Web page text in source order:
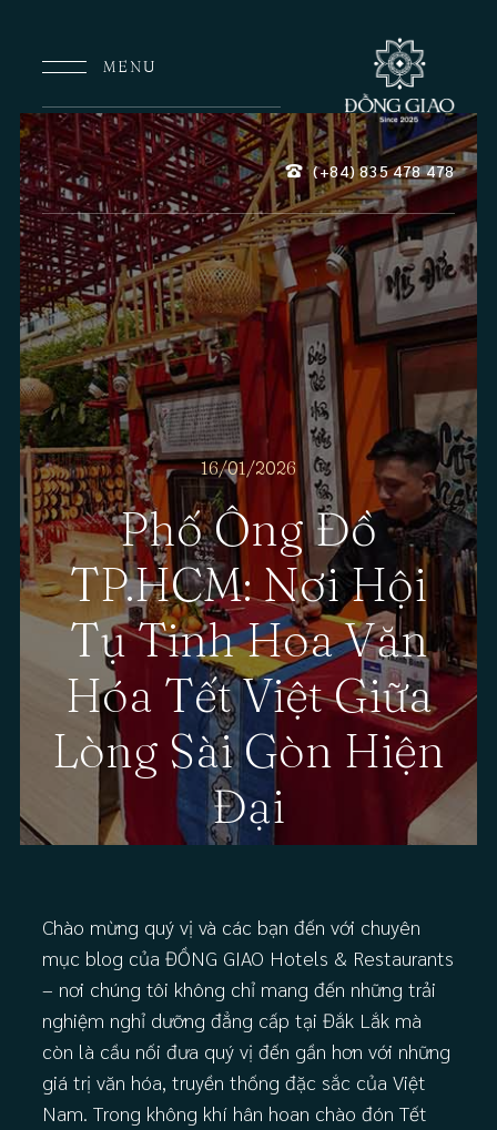
MENU
(+84) 835478478
16/01/2026
Phố Ông Đồ
TP.HCM: Nơi Hội
Tụ Tinh Hoa Văn
Hóa Tết Việt Giữa
Lòng Sài Gòn Hiện
Đại
Chào mừng quý vị và các bạn đến với chuyên
mục blog của ĐỒNG GIAO Hotels & Restaurants
– nơi chúng tôi không chỉ mang đến những trải
nghiệm nghỉ dưỡng đẳng cấp tại Đắk Lắk mà
còn là cầu nối đưa quý vị đến gần hơn với những
giá trị văn hóa, truyền thống đặc sắc của Việt
Nam. Trong không khí hân hoan chào đón Tết